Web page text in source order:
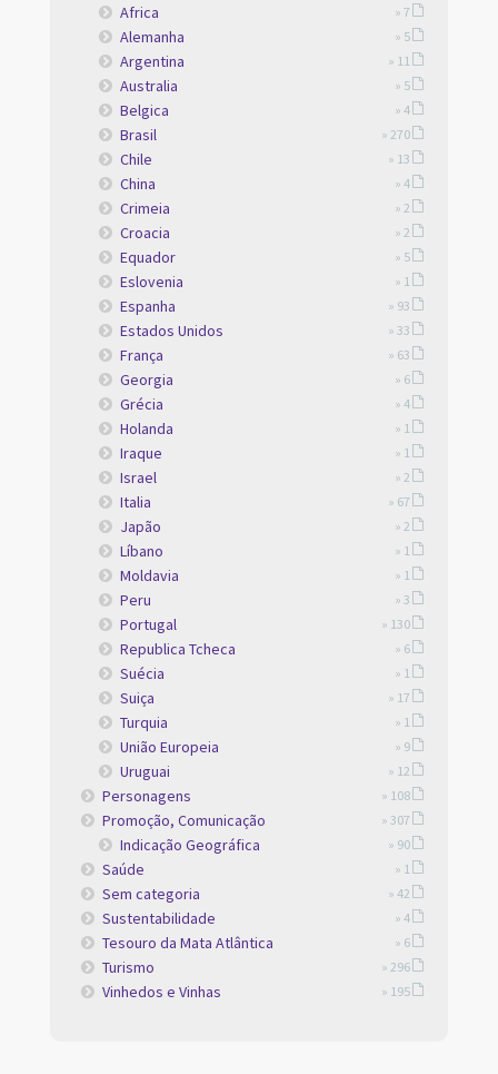
Africa » 7
Alemanha » 5
Argentina » 11
Australia » 5
Belgica » 4
Brasil » 270
Chile » 13
China » 4
Crimeia » 2
Croacia » 2
Equador » 5
Eslovenia » 1
Espanha » 93
Estados Unidos » 33
França » 63
Georgia » 6
Grécia » 4
Holanda » 1
Iraque » 1
Israel » 2
Italia » 67
Japão » 2
Líbano » 1
Moldavia » 1
Peru » 3
Portugal » 130
Republica Tcheca » 6
Suécia » 1
Suiça » 17
Turquia » 1
União Europeia » 9
Uruguai » 12
Personagens » 108
Promoção, Comunicação » 307
Indicação Geográfica » 90
Saúde » 1
Sem categoria » 42
Sustentabilidade » 4
Tesouro da Mata Atlântica » 6
Turismo » 296
Vinhedos e Vinhas » 195